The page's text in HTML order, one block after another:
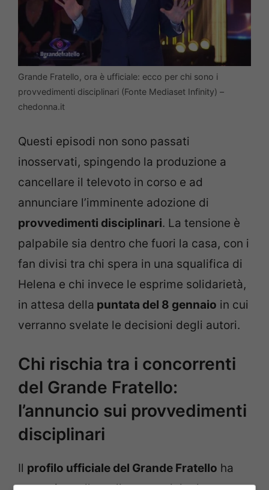
Grande Fratello, ora è ufficiale: ecco per chi sono i
provvedimenti disciplinari (Fonte Mediaset Infinity) –
chedonna.it
Questi episodi non sono passati
inosservati, spingendo la produzione a
cancellare il televoto in corso e ad
annunciare l’imminente adozione di
provvedimenti disciplinari. La tensione è
palpabile sia dentro che fuori la casa, con i
fan divisi tra chi spera in una squalifica di
Helena e chi invece le esprime solidarietà,
in attesa della puntata del 8 gennaio in cui
verranno svelate le decisioni degli autori.
Chi rischia tra i concorrenti
del Grande Fratello:
l’annuncio sui provvedimenti
disciplinari
Il profilo ufficiale del Grande Fratello ha